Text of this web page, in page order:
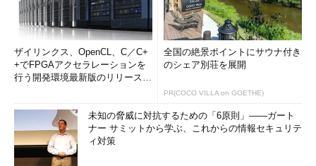
ザイリンクス、OpenCL、C／C+
+でFPGAアクセラレーションを
行う開発環境最新版のリリースを
全国の絶景ポイントにサウナ付き
のシェア別荘を展開
PR(COCO VILLA on GOETHE)
未知の脅威に対抗するための「6原則」――ガート
ナー サミットから学ぶ、これからの情報セキュリテ
ィ対策